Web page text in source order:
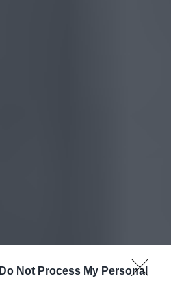
Do Not Process My Personal